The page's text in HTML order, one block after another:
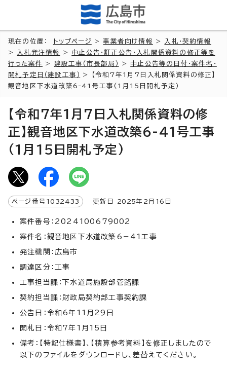
現在の位置： トップページ >事業者向け情報 >
入札・契約情報
>
入札発注情報 > 中止公告・訂正公告・入札関係資料の修正等を
行った案件
> 建設工事（市長部局） > 中止公告等の日付・案件名・
開札予定日（建設工事）
> 【令和7年1月7日入札関係資料の修正】
観音地区下水道改築6-41号工事(1月15日開札予定)
【令和7年1月7日入札関係資料の修
正】観音地区下水道改築6-41号工事
(1月15日開札予定)
ページ番号 1032433 更新日 2025年2月 16 日
案件番号：2024100679002
案件名：観音地区下水道改築6－41工事
発注機関：広島市
調達区分：工事
工事担当課：下水道局施設部管路課
契約担当課：財政局契約部工事契約課
公告日：令和6年11月29日
開札日：令和7年1月15日
備考：【特記仕様書】、【積算参考資料】を修正しましたので
以下のファイルをダウンロードし、差替えてください。